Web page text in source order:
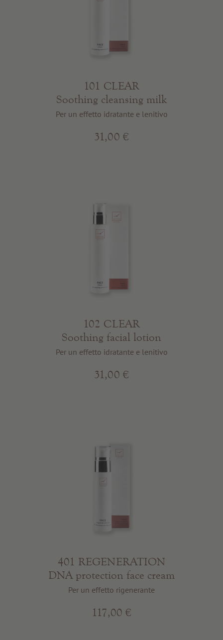
101 CLEAR
Soothing cleansing milk
Per un effetto idratante e lenitivo
31,00 €
102 CLEAR
Soothing facial lotion
Per un effetto idratante e lenitivo
31,00 €
401 REGENERATION
DNA protection face cream
Per un effetto rigenerante
117,00 €